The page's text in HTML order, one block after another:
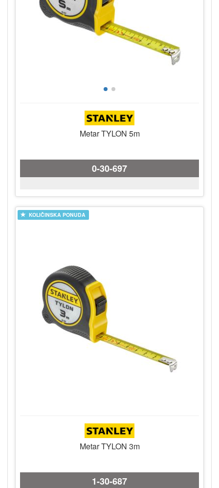
Metar TYLON 5m
0-30-697
KOLIČINSKA PONUDA
Metar TYLON 3m
1-30-687